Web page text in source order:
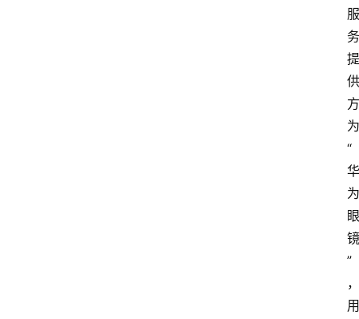
服
务
提
供
方
为
“
华
为
眼
镜
”
，
用